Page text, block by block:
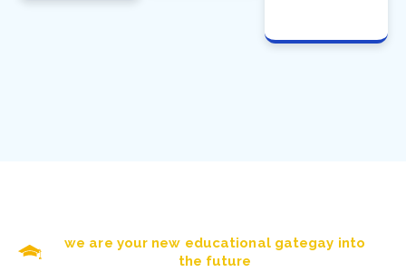
we are your new educational gategay into
the future